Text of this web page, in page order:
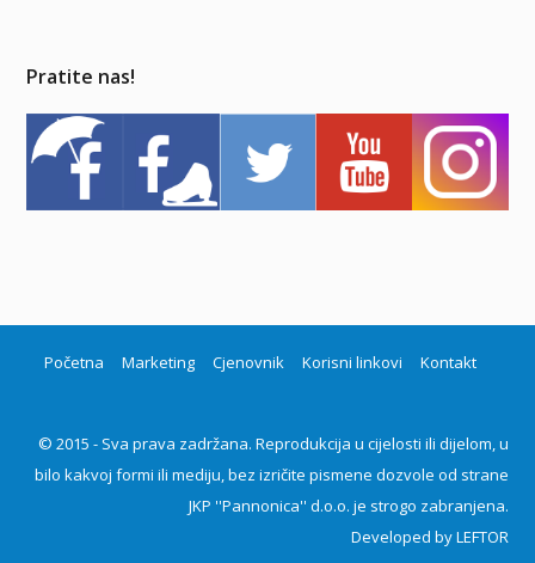
Pratite nas!
Početna Marketing Cjenovnik Korisni linkovi Kontakt
© 2015 - Sva prava zadržana. Reprodukcija u cijelosti ili dijelom, u
bilo kakvoj formi ili mediju, bez izričite pismene dozvole od strane
JKP ''Pannonica'' d.o.o. je strogo zabranjena.
Developed byLEFTOR